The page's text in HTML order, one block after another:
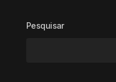
Pesquisar